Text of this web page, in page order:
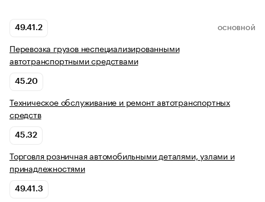
49.41.2 ОСНОВНОЙ
Перевозка грузов неспециализированными
автотранспортными средствами
45.20
Техническое обслуживание и ремонт автотранспортных
средств
45.32
Торговля розничная автомобильными деталями, узлами и
принадлежностями
49.41.3